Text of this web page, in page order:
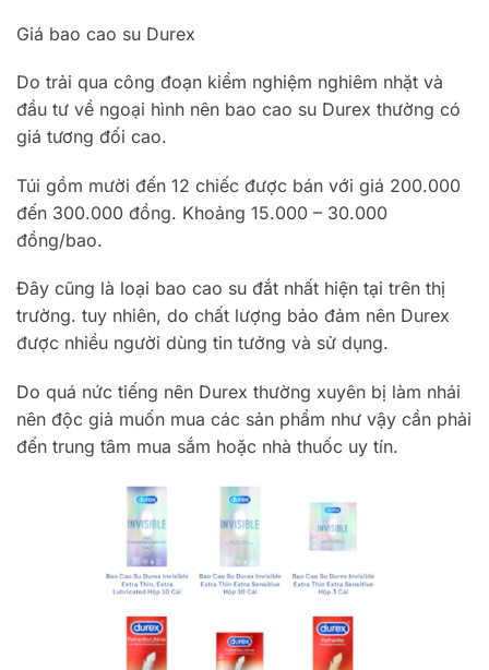
Giá bao cao su Durex
Do trải qua công đoạn kiểm nghiệm nghiêm nhặt và
đầu tư về ngoại hình nên bao cao su Durex thường có
giá tương đối cao.
Túi gồm mười đến 12 chiếc được bán với giá 200.000
đến 300.000 đồng. Khoảng 15.000 – 30.000
đồng/bao.
Đây cũng là loại bao cao su đắt nhất hiện tại trên thị
trường. tuy nhiên, do chất lượng bảo đảm nên Durex
được nhiều người dùng tin tưởng và sử dụng.
Do quá nức tiếng nên Durex thường xuyên bị làm nhái
nên độc giả muốn mua các sản phẩm như vậy cần phải
đến trung tâm mua sắm hoặc nhà thuốc uy tín.